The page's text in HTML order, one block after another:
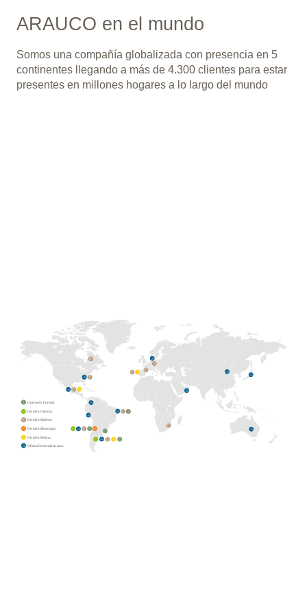
ARAUCO en el mundo
Somos una compañía globalizada con presencia en 5
continentes llegando a más de 4.300 clientes para estar
presentes en millones hogares a lo largo del mundo
Operación Forestal
División Celulosa
División Maderas
División Bioenergía
División Resinas
Oficina Comercial Arauco